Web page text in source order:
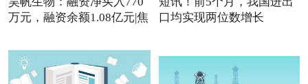
万元，融资余额1.08亿元|焦
口均实现两位数增长